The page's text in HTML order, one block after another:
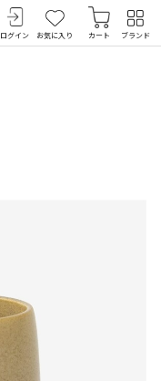
ログイン お気に入り カート ブランド